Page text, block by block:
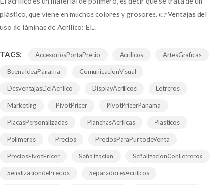
plástico, que viene en muchos colores y grosores. 👉Ventajas del
uso de láminas de Acrílico: El...
TAGS: AccesoriosPortaPrecio Acrilicos ArtesGraficas
BuenaIdeaPanama ComunicacionVisual
DesventajasDelAcrilico DisplayAcrilicos Letreros
Marketing PivotPricer PivotPricerPanama
PlacasPersonalizadas PlanchasAcrilicas Plasticos
Polimeros Precios PreciosParaPuntodeVenta
PreciosPivotPricer Señalizacion SeñalizacionConLetreros
SeñalizaciondePrecios SeparadoresAcrilicos